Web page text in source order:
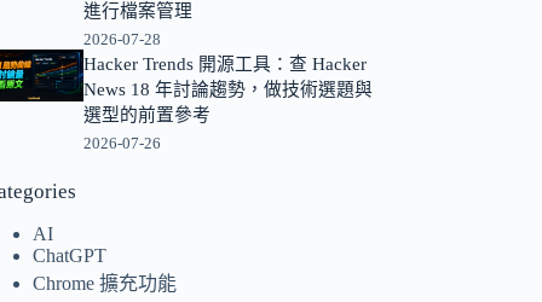
進行檔案管理
2026-07-28
Hacker Trends 開源工具：查 Hacker
News 18 年討論趨勢，做技術選題與
選型的前置參考
2026-07-26
AI
ChatGPT
Chrome 擴充功能